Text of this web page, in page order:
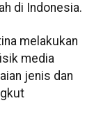
di Indonesia.
melakukan
media
jenis dan